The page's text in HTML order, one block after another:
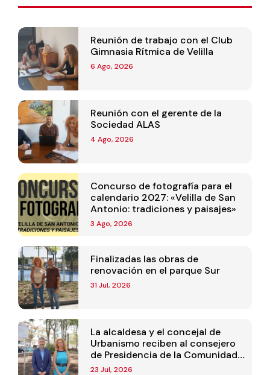
Reunión de trabajo con el Club
Gimnasia Rítmica de Velilla
6 Ago, 2026
Reunión con el gerente de la
Sociedad ALAS
4 Ago, 2026
Concurso de fotografía para el
calendario 2027: «Velilla de San
Antonio: tradiciones y paisajes»
3 Ago, 2026
Finalizadas las obras de
renovación en el parque Sur
31 Jul, 2026
La alcaldesa y el concejal de
Urbanismo reciben al consejero
de Presidencia de la Comunidad
de Madrid
23 Jul, 2026